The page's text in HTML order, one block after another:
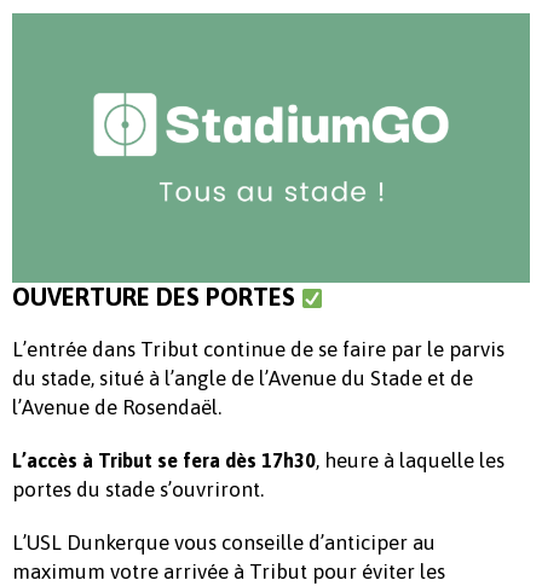
OUVERTURE DES PORTES
L’entrée dans Tribut continue de se faire par le parvis
du stade, situé à l’angle de l’Avenue du Stade et de
l’Avenue de Rosendaël.
L’accès à Tribut se fera dès 17h30, heure à laquelle les
portes du stade s’ouvriront.
L’USL Dunkerque vous conseille d’anticiper au
maximum votre arrivée à Tribut pour éviter les